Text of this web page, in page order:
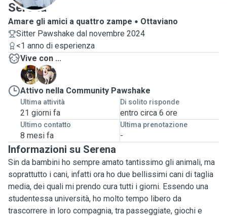
Serena
Amare gli amici a quattro zampe
Ottaviano
Sitter Pawshake dal novembre 2024
<1 anno di esperienza
Vive con ...
A
R
Attivo nella Community Pawshake
Ultima attività
21 giorni fa
Di solito risponde
entro circa 6 ore
Ultimo contatto
8 mesi fa
Ultima prenotazione
-
Informazioni su Serena
Sin da bambini ho sempre amato tantissimo gli animali, ma
soprattutto i cani, infatti ora ho due bellissimi cani di taglia
media, dei quali mi prendo cura tutti i giorni. Essendo una
studentessa università, ho molto tempo libero da
trascorrere in loro compagnia, tra passeggiate, giochi e